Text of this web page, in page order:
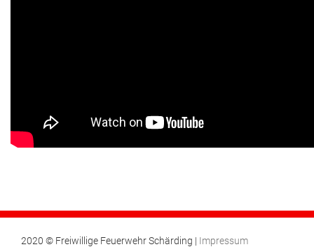
2020 © Freiwillige Feuerwehr Schärding | Impressum